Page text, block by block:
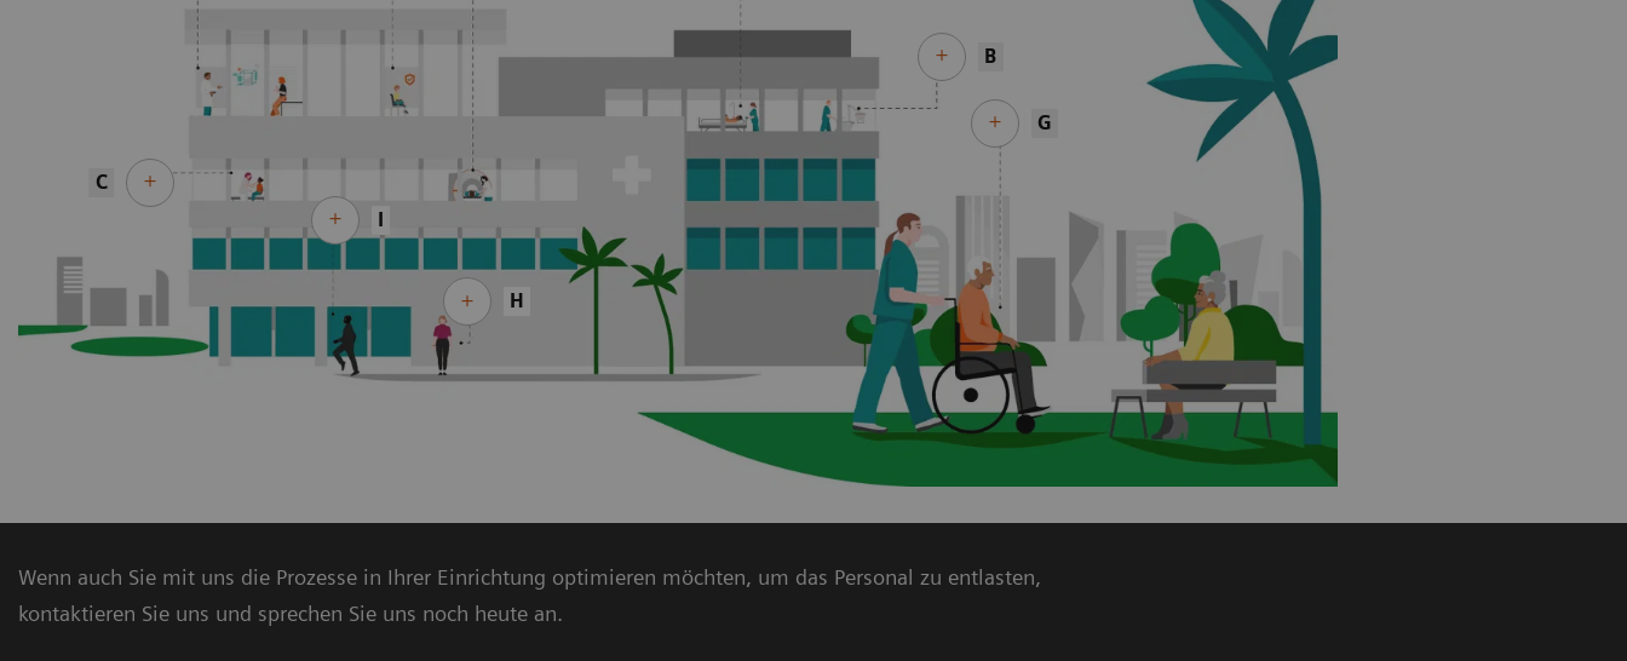
B
C
G
H
I
Wenn auch Sie mit uns die Prozesse in Ihrer Einrichtung optimieren möchten, um das Personal zu entlasten,
kontaktieren Sie uns und sprechen Sie uns noch heute an.